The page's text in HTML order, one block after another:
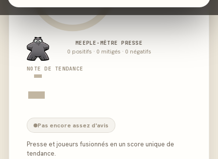
-
MEEPLE-MÈTRE PRESSE
0 positifs · 0 mitigés · 0 négatifs
NOTE DE TENDANCE
-
Pas encore assez d'avis
Presse et joueurs fusionnés en un score unique de
tendance.